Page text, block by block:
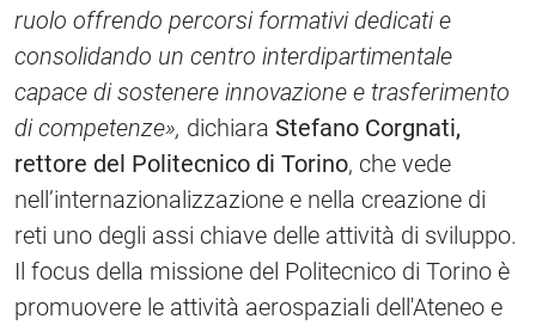
ruolo offrendo percorsi formativi dedicati e
consolidando un centro interdipartimentale
capace di sostenere innovazione e trasferimento
di competenze», dichiara Stefano Corgnati,
rettore del Politecnico di Torino, che vede
nell’internazionalizzazione e nella creazione di
reti uno degli assi chiave delle attività di sviluppo.
Il focus della missione del Politecnico di Torino è
promuovere le attività aerospaziali dell'Ateneo e